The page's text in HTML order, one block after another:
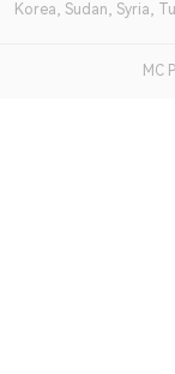
Korea, Sudan, Syria,
MC